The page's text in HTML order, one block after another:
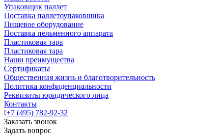
Упаковщик паллет
Поставка паллетоупаковщика
Пищевое оборудование
Поставка пельменного аппарата
Пластиковая тара
Пластиковая тара
Наши преимущества
Сертификаты
Общественная жизнь и благотворительность
Политика конфиденциальности
Реквизиты юридического лица
Контакты
+7 (495) 782-92-32
Заказать звонок
Задать вопрос